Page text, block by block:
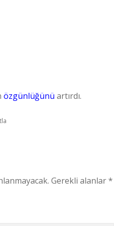
özgünlüğünü artırdı.
Gerekli alanlar*